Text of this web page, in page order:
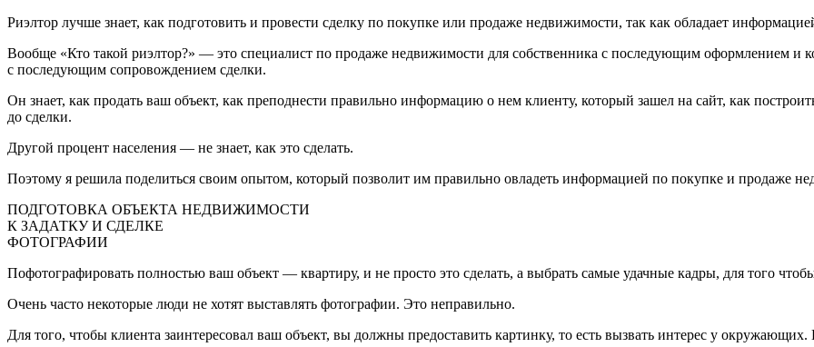
Риэлтор лучше знает, как подготовить и провести сделку по покупке или продаже недвижимости, так как обладает
Вообще «Кто такой риэлтор?» — это специалист по продаже недвижимости для собственника с последующим оформлением и
с последующим сопровождением сделки.
Он знает, как продать ваш объект, как преподнести правильно информацию о нем клиенту, который зашел на сайт, как
до сделки.
Другой процент населения — не знает, как это сделать.
Поэтому я решила поделиться своим опытом, который позволит им правильно овладеть информацией по покупке и продаже
ПОДГОТОВКА ОБЪЕКТА НЕДВИЖИМОСТИ
К ЗАДАТКУ И СДЕЛКЕ
ФОТОГРАФИИ
Пофотографировать полностью ваш объект — квартиру, и не просто это сделать, а выбрать самые удачные кадры, для того
Очень часто некоторые люди не хотят выставлять фотографии. Это неправильно.
Для того, чтобы клиента заинтересовал ваш объект, вы должны предоставить картинку, то есть вызвать интерес у